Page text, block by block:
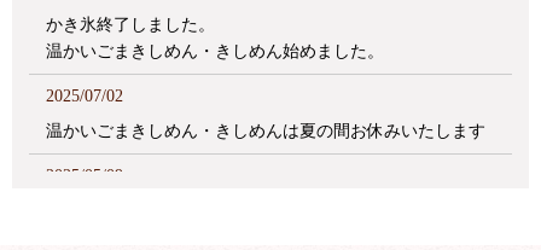
かき氷終了しました。
温かいごまきしめん・きしめん始めました。
2025/07/02
温かいごまきしめん・きしめんは夏の間お休みいたします
2025/05/09